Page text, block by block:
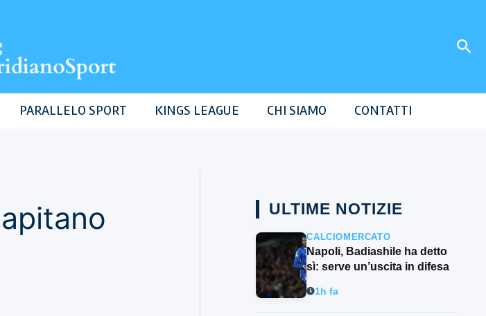
PARALLELO SPORT KINGS LEAGUE CHI SIAMO CONTATTI
ULTIME NOTIZIE
CALCIOMERCATO
Napoli, Badiashile ha detto
sì: serve un’uscita in difesa
1h fa